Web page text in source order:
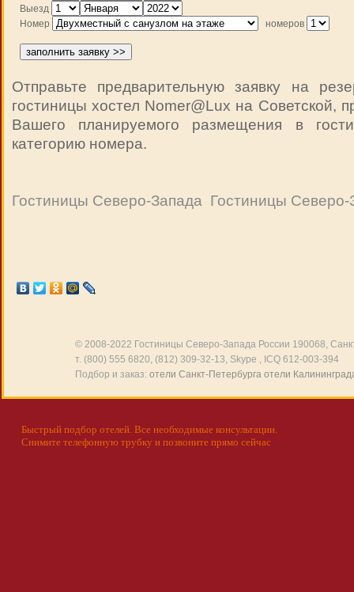
Выезд
Номер
номеров
Отправьте предварительную заявку на
гостиницы хостел Nomer@Lux на Советской,
Вашего планируемого размещения в
категорию номера.
Гостиницы Северо-Запада Гостиницы Северо-
© 2008-2022 Гостиницы Северо-Запада России 190068,
т. (800) 555 6820, (812) 309-32-13, Skype , ICQ 612-003-394
Подбор и заказ: отели Санкт-Петербурга отели
Быстрый подбор отелей. Все необходимые консультации.
Снимите телефонную трубку и позвоните прямо сейчас